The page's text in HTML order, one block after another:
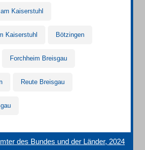
Kaiserstuhl
Kaiserstuhl Bötzingen
Forchheim Breisgau
Reute Breisgau
des Bundes und der Länder, 2024